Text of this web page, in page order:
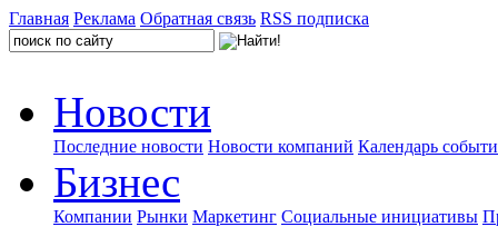
Главная Реклама Обратная связь RSS подписка
Новости
Последние новости Новости компаний Календарь
Бизнес
Компании Рынки Маркетинг Социальные инициативы